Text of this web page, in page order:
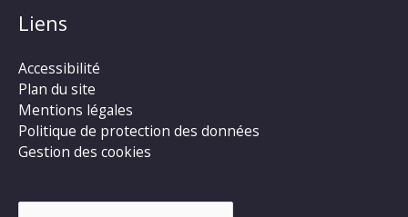
Liens
Accessibilité
Plan du site
Mentions légales
Politique de protection des données
Gestion des cookies